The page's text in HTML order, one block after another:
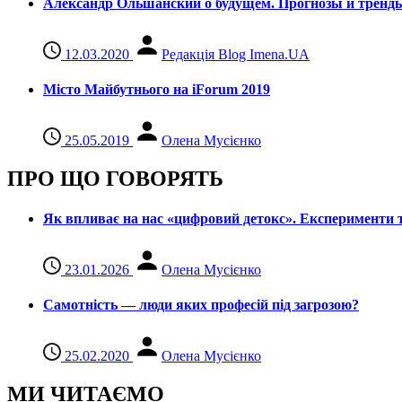
12.03.2020 Редакція Blog Imena.UA
Місто Майбутнього на iForum 2019
25.05.2019 Олена Мусієнко
ПРО ЩО ГОВОРЯТЬ
Як впливає на нас «цифровий детокс». Експерименти
23.01.2026 Олена Мусієнко
Самотність — люди яких професій під загрозою?
25.02.2020 Олена Мусієнко
МИ ЧИТАЄМО